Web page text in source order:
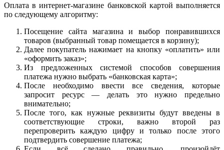
Оплата в интернет-магазине банковской картой выполняется
по следующему алгоритму:
Посещение сайта магазина и выбор понравившихся
товаров (выбранный товар помещается в корзину);
Далее покупатель нажимает на кнопку «оплатить» или
«оформить заказ»;
Из предложенных системой способов совершения
платежа нужно выбрать «банковская карта»;
После необходимо ввести все сведения, которые
запросит ресурс — делать это нужно предельно
внимательно;
После того, как нужные реквизиты будут введены в
соответствующие строки, важно второй раз
перепроверить каждую цифру и только после этого
подтвердить совершение платежа;